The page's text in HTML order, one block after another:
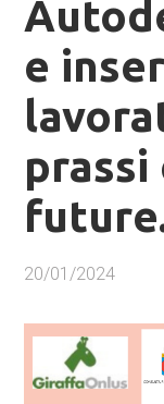
e
20/01/2024